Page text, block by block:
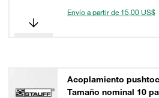
Envío a partir de 15,00 US$
Acoplamiento
Tamaño nominal 10